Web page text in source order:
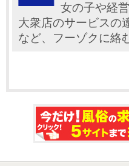
女の子や経
大衆店のサービスの
など、フーゾクに絡